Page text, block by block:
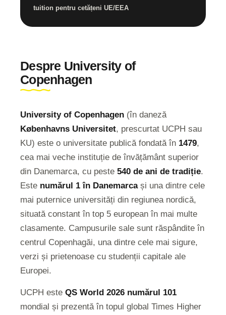
tuition pentru cetățeni UE/EEA
Despre University of
Copenhagen
University of Copenhagen (în daneză
Københavns Universitet, prescurtat UCPH sau
KU) este o universitate publică fondată în 1479,
cea mai veche instituție de învățământ superior
din Danemarca, cu peste 540 de ani de tradiție.
Este numărul 1 în Danemarcași una dintre cele
mai puternice universități din regiunea nordică,
situată constant în top 5 european în mai multe
clasamente. Campusurile sale sunt răspândite în
centrul Copenhagăi, una dintre cele mai sigure,
verzi și prietenoase cu studenții capitale ale
Europei.
UCPH este QS World 2026 numărul 101
mondial și prezentă în topul global Times Higher